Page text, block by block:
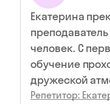
Екатерина
человек. С
обучение
дружеской
Репетитор: